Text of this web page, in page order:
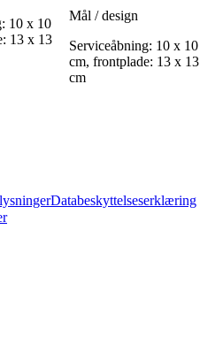
10 x 10
13 x 13
Mål / design
Serviceåbning: 10 x 10
cm, frontplade: 13 x 13
cm
Databeskyttelseserklæring